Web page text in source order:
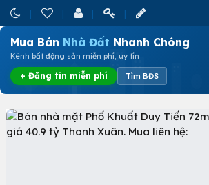
Mua Bán Nhà Đất Nhanh Chóng
Kênh bất động sản miễn phí, uy tín
+ Đăng tin miễn phí Tìm BĐS